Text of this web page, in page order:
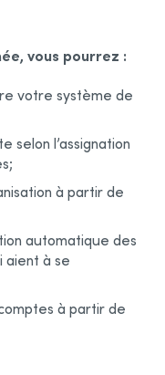
vous pourrez :
votre système de
selon l’assignation
à partir de
automatique des
aient à se
à partir de